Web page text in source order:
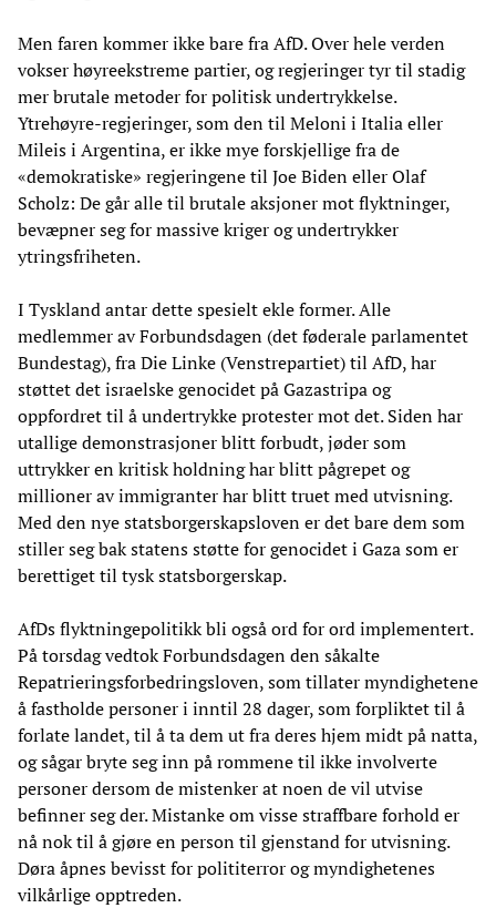
Men faren kommer ikke bare fra AfD. Over hele verden
vokser høyreekstreme partier, og regjeringer tyr til stadig
mer brutale metoder for politisk undertrykkelse.
Ytrehøyre-regjeringer, som den til Meloni i Italia eller
Mileis i Argentina, er ikke mye forskjellige fra de
«demokratiske» regjeringene til Joe Biden eller Olaf
Scholz: De går alle til brutale aksjoner mot flyktninger,
bevæpner seg for massive kriger og undertrykker
ytringsfriheten.
I Tyskland antar dette spesielt ekle former. Alle
medlemmer av Forbundsdagen (det føderale parlamentet
Bundestag), fra Die Linke (Venstrepartiet) til AfD, har
støttet det israelske genocidet på Gazastripa og
oppfordret til å undertrykke protester mot det. Siden har
utallige demonstrasjoner blitt forbudt, jøder som
uttrykker en kritisk holdning har blitt pågrepet og
millioner av immigranter har blitt truet med utvisning.
Med den nye statsborgerskapsloven er det bare dem som
stiller seg bak statens støtte for genocidet i Gaza som er
berettiget til tysk statsborgerskap.
AfDs flyktningepolitikk bli også ord for ord implementert.
På torsdag vedtok Forbundsdagen den såkalte
Repatrieringsforbedringsloven, som tillater myndighetene
å fastholde personer i inntil 28 dager, som forpliktet til å
forlate landet, til å ta dem ut fra deres hjem midt på natta,
og sågar bryte seg inn på rommene til ikke involverte
personer dersom de mistenker at noen de vil utvise
befinner seg der. Mistanke om visse straffbare forhold er
nå nok til å gjøre en person til gjenstand for utvisning.
Døra åpnes bevisst for polititerror og myndighetenes
vilkårlige opptreden.